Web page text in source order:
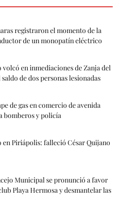
registraron el momento de la
de un monopatín eléctrico
en inmediaciones de Zanja del
de dos personas lesionadas
de gas en comercio de avenida
bomberos y policía
en Piriápolis: falleció César Quijano
Municipal se pronunció a favor
Playa Hermosa y desmantelar las